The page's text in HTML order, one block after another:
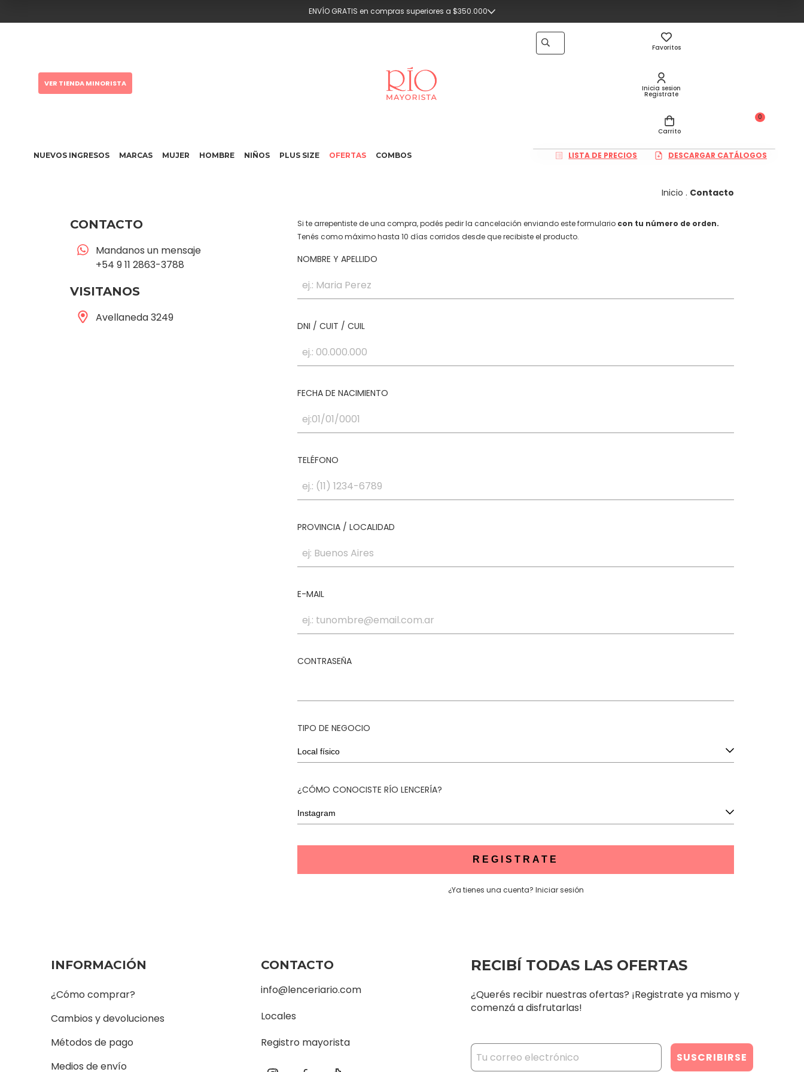
ENVÍO GRATIS en compras superiores a $350.000
Favoritos
Inicia sesion
Registrate
0
Carrito
NUEVOS INGRESOS MARCAS MUJER HOMBRE NIÑOS PLUS SIZE OFERTAS COMBOS LISTA DE PRECIOS DESCARGAR CATÁLOGOS
VER TIENDA MINORISTA
Inicio . Contacto
CONTACTO
Mandanos un mensaje
+54 9 11 2863-3788
VISITANOS
Avellaneda 3249
Si te arrepentiste de una compra, podés pedir la cancelación enviando este formulario con tu número de orden.
Tenés como máximo hasta 10 días corridos desde que recibiste el producto.
NOMBRE Y APELLIDO
DNI / CUIT / CUIL
FECHA DE NACIMIENTO
TELÉFONO
PROVINCIA / LOCALIDAD
E-MAIL
CONTRASEÑA
TIPO DE NEGOCIO
¿CÓMO CONOCISTE RÍO LENCERÍA?
REGISTRATE
¿Ya tienes una cuenta? Iniciar sesión
INFORMACIÓN
¿Cómo comprar?
Cambios y devoluciones
Métodos de pago
Medios de envío
CONTACTO
info@lenceriario.com
Locales
Registro mayorista
RECIBÍ TODAS LAS OFERTAS
¿Querés recibir nuestras ofertas? ¡Registrate ya mismo y
comenzá a disfrutarlas!